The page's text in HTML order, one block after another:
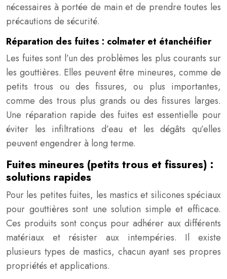
nécessaires à portée de main et de prendre toutes les
précautions de sécurité.
Réparation des fuites : colmater et étanchéifier
Les fuites sont l’un des problèmes les plus courants sur
les gouttières. Elles peuvent être mineures, comme de
petits trous ou des fissures, ou plus importantes,
comme des trous plus grands ou des fissures larges.
Une réparation rapide des fuites est essentielle pour
éviter les infiltrations d’eau et les dégâts qu’elles
peuvent engendrer à long terme.
Fuites mineures (petits trous et fissures) :
solutions rapides
Pour les petites fuites, les mastics et silicones spéciaux
pour gouttières sont une solution simple et efficace.
Ces produits sont conçus pour adhérer aux différents
matériaux et résister aux intempéries. Il existe
plusieurs types de mastics, chacun ayant ses propres
propriétés et applications.